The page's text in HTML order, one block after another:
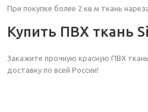
При покупке более 2 кв.м ткань
Купить ПВХ ткань
Закажите прочную красную ПВХ
доставку по всей России!